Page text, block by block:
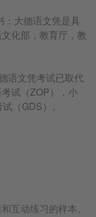
：大德语文凭是具
化部，教育厅，教
语文凭考试已取代
试（ZOP），小
（GDS）。
互动练习的样本。